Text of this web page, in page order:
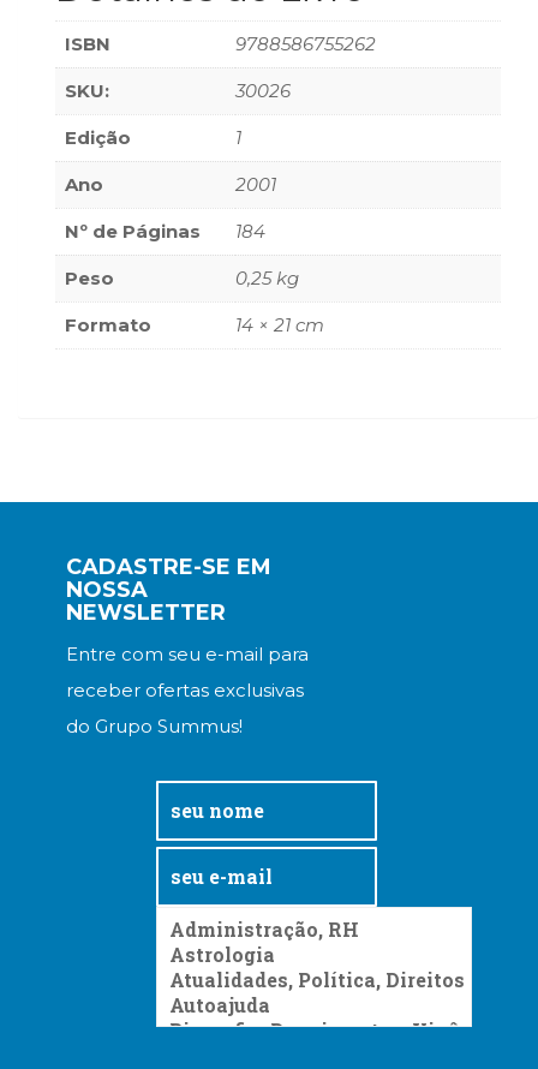
(33)
Puericultura
(23)
Rádio
(8)
Relações
Públicas
e
Comunicação
Empresarial
(31)
categoria
(22)
Temas
(30)
Terapia
(21)
ISBN 9788586755262
SKU: 30026
Edição 1
Ano 2001
Nº de Páginas 184
Peso 0,25 kg
Formato 14 × 21 cm
CADASTRE-SE EM
NOSSA
NEWSLETTER
Entre com seu e-mail para
receber ofertas exclusivas
do Grupo Summus!